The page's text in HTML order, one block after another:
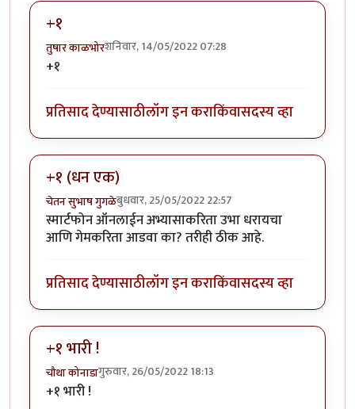
+१
तुषार काळभोरशनिवार, 14/05/2022 07:28
+१
प्रतिसाद देण्यासाठीलॉग इन कराकिंवासदस्य व्हा
+१ (धन एक)
चेतन सुभाष गुगळेबुधवार, 25/05/2022 22:57
स्मार्टफोन ऑनलाईन अभ्यासाकरिता उभा धरायचा
आणि गेमकरिता आडवा का? तरीही ठीक आहे.
प्रतिसाद देण्यासाठीलॉग इन कराकिंवासदस्य व्हा
+१ भारी !
चौथा कोनाडागुरुवार, 26/05/2022 18:13
+१ भारी !